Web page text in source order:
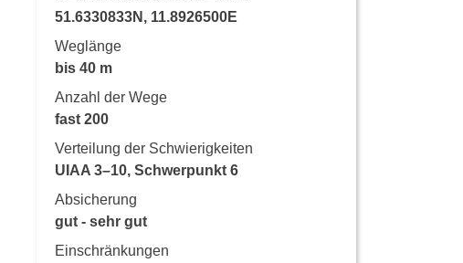
51.6330833N, 11.8926500E
Weglänge
bis 40 m
Anzahl der Wege
fast 200
Verteilung der Schwierigkeiten
UIAA 3–10, Schwerpunkt 6
Absicherung
gut - sehr gut
Einschränkungen